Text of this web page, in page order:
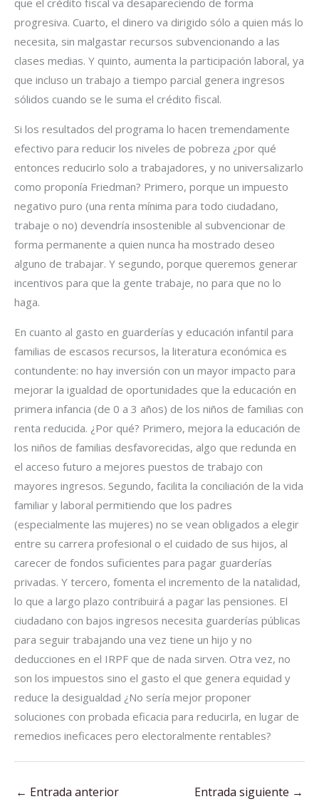
progresiva. Cuarto, el dinero va dirigido sólo a quien más lo
necesita, sin malgastar recursos subvencionando a las
clases medias. Y quinto, aumenta la participación laboral, ya
que incluso un trabajo a tiempo parcial genera ingresos
sólidos cuando se le suma el crédito fiscal.
Si los resultados del programa lo hacen tremendamente
efectivo para reducir los niveles de pobreza ¿por qué
entonces reducirlo solo a trabajadores, y no universalizarlo
como proponía Friedman? Primero, porque un impuesto
negativo puro (una renta mínima para todo ciudadano,
trabaje o no) devendría insostenible al subvencionar de
forma permanente a quien nunca ha mostrado deseo
alguno de trabajar. Y segundo, porque queremos generar
incentivos para que la gente trabaje, no para que no lo
haga.
En cuanto al gasto en guarderías y educación infantil para
familias de escasos recursos, la literatura económica es
contundente: no hay inversión con un mayor impacto para
mejorar la igualdad de oportunidades que la educación en
primera infancia (de 0 a 3 años) de los niños de familias con
renta reducida. ¿Por qué? Primero, mejora la educación de
los niños de familias desfavorecidas, algo que redunda en
el acceso futuro a mejores puestos de trabajo con
mayores ingresos. Segundo, facilita la conciliación de la vida
familiar y laboral permitiendo que los padres
(especialmente las mujeres) no se vean obligados a elegir
entre su carrera profesional o el cuidado de sus hijos, al
carecer de fondos suficientes para pagar guarderías
privadas. Y tercero, fomenta el incremento de la natalidad,
lo que a largo plazo contribuirá a pagar las pensiones. El
ciudadano con bajos ingresos necesita guarderías públicas
para seguir trabajando una vez tiene un hijo y no
deducciones en el IRPF que de nada sirven. Otra vez, no
son los impuestos sino el gasto el que genera equidad y
reduce la desigualdad ¿No sería mejor proponer
soluciones con probada eficacia para reducirla, en lugar de
remedios ineficaces pero electoralmente rentables?
← Entrada anterior Entrada siguiente →